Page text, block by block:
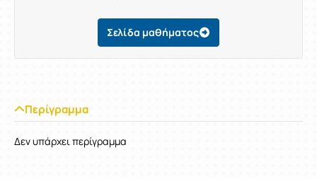
Σελίδα μαθήματος
Περίγραμμα
Δεν υπάρχει περίγραμμα